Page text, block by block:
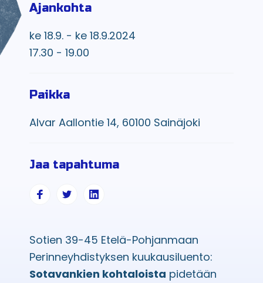
Ajankohta
ke 18.9. - ke 18.9.2024
17.30 - 19.00
Paikka
Alvar Aallontie 14, 60100 Sainäjoki
Jaa tapahtuma
Sotien 39-45 Etelä-Pohjanmaan
Perinneyhdistyksen kuukausiluento:
Sotavankien kohtaloista pidetään